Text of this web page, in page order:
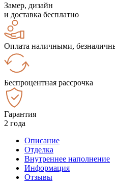
Замер, дизайн
и доставка бесплатно
Оплата наличными,
Беспроцентная рассрочка
Гарантия
2 года
Описание
Отделка
Внутреннее наполнение
Информация
Отзывы